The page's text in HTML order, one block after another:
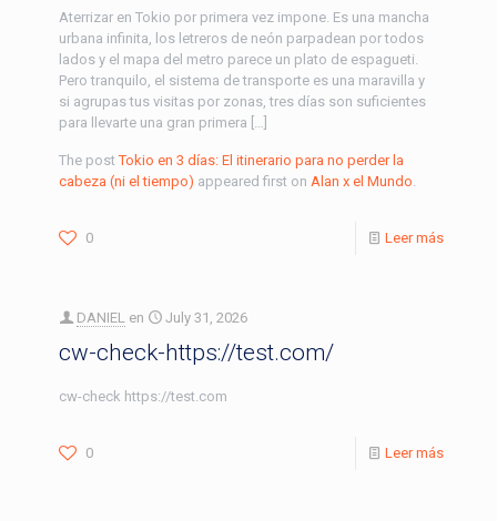
Aterrizar en Tokio por primera vez impone. Es una mancha
urbana infinita, los letreros de neón parpadean por todos
lados y el mapa del metro parece un plato de espagueti.
Pero tranquilo, el sistema de transporte es una maravilla y
si agrupas tus visitas por zonas, tres días son suficientes
para llevarte una gran primera […]
The postTokio en 3 días: El itinerario para no perder la
cabeza (ni el tiempo) appeared first on Alan x el Mundo.
0 Leer más
DANIEL en July 31, 2026
cw-check-https://test.com/
cw-check https://test.com
0 Leer más